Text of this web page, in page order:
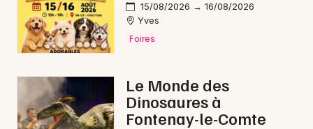
15/08/2026 → 16/08/2026
Yves
Foires
Le Monde des
Dinosaures à
Fontenay-le-Comte